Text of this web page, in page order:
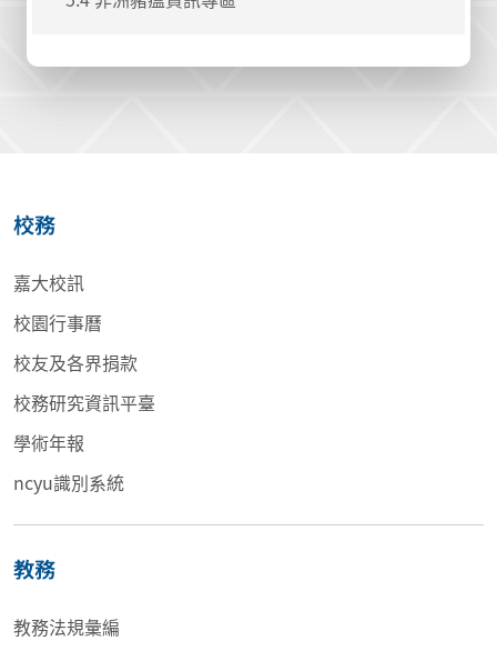
校務
嘉大校訊
校園行事曆
校友及各界捐款
校務研究資訊平臺
學術年報
ncyu識別系統
教務
教務法規彙編